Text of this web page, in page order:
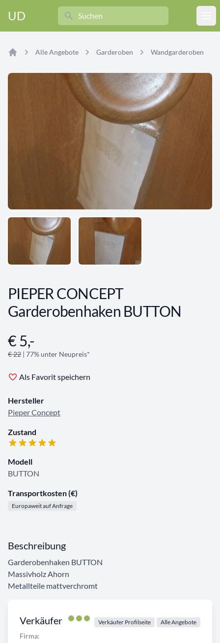
UD
Search
Alle Angebote Garderoben Wandgarderoben
PIEPER CONCEPT
Garderobenhaken BUTTON
Angebotsinformationen
€ 5,-
€ 22 | 77% unter Neupreis*
Als Favorit speichern
Hersteller
Pieper Concept
Zustand
Modell
BUTTON
Transportkosten (€)
Europaweit auf Anfrage
Verkäufer Verkäufer Profilseite Alle Angebote
Firma:
Beschreibung
Garderobenhaken BUTTON
Massivholz Ahorn
Metallteile mattverchromt